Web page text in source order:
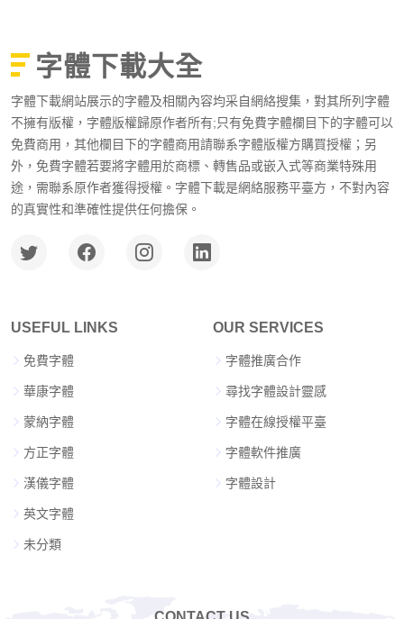
字體下載大全
字體下載網站展示的字體及相關內容均采自網絡搜集，對其所列字體
不擁有版權，字體版權歸原作者所有;只有免費字體欄目下的字體可以
免費商用，其他欄目下的字體商用請聯系字體版權方購買授權；另
外，免費字體若要將字體用於商標、轉售品或嵌入式等商業特殊用
途，需聯系原作者獲得授權。字體下載是網絡服務平臺方，不對內容
的真實性和準確性提供任何擔保。
USEFUL LINKS
免費字體
華康字體
蒙納字體
方正字體
漢儀字體
英文字體
未分類
OUR SERVICES
字體推廣合作
尋找字體設計靈感
字體在線授權平臺
字體軟件推廣
字體設計